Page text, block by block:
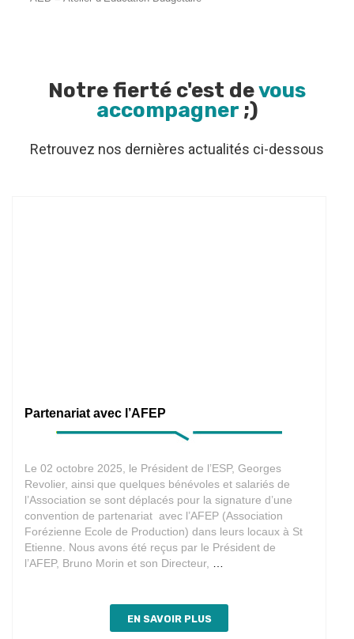
Notre fierté c'est devous
accompagner;)
Retrouvez nos dernières actualités ci-dessous
Partenariat avec l’AFEP
Le 02 octobre 2025, le Président de l’ESP, Georges
Revolier, ainsi que quelques bénévoles et salariés de
l’Association se sont déplacés pour la signature d’une
convention de partenariat avec l’AFEP (Association
Forézienne Ecole de Production) dans leurs locaux à St
Etienne. Nous avons été reçus par le Président de
l’AFEP, Bruno Morin et son Directeur, …
EN SAVOIR PLUS